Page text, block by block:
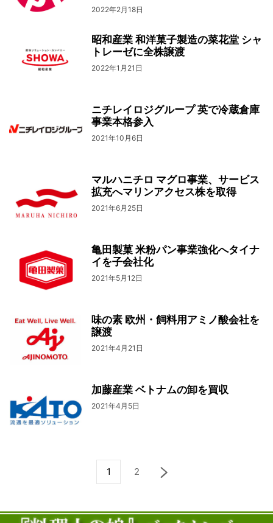
2022年2月18日
昭和産業 和洋菓子製造の菜花堂 シャ
トレーゼに全株譲渡
2022年1月21日
ニチレイロジグループ 英で冷蔵倉庫
事業本格参入
2021年10月6日
マルハニチロ マグロ事業、サービス
拡充へマリンアクセス株を取得
2021年6月25日
亀田製菓 米粉パン事業強化へタイナ
イを子会社化
2021年5月12日
味の素 欧州・飼料用アミノ酸会社を
譲渡
2021年4月21日
加藤産業 ベトナムの卸を買収
2021年4月5日
1 2